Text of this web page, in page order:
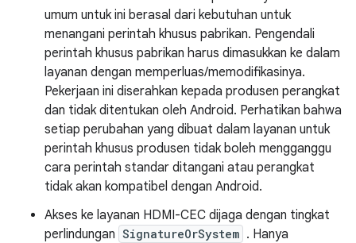
umum untuk ini berasal dari kebutuhan untuk
menangani perintah khusus pabrikan. Pengendali
perintah khusus pabrikan harus dimasukkan ke dalam
layanan dengan memperluas/memodifikasinya.
Pekerjaan ini diserahkan kepada produsen perangkat
dan tidak ditentukan oleh Android. Perhatikan bahwa
setiap perubahan yang dibuat dalam layanan untuk
perintah khusus produsen tidak boleh mengganggu
cara perintah standar ditangani atau perangkat
tidak akan kompatibel dengan Android.
Akses ke layanan HDMI-CEC dijaga dengan tingkat
perlindungan SignatureOrSystem . Hanya